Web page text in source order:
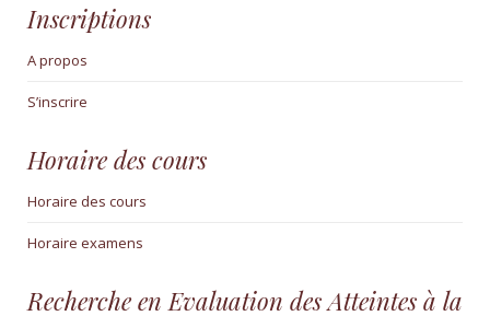
Inscriptions
A propos
S’inscrire
Horaire des cours
Horaire des cours
Horaire examens
Recherche en Evaluation des Atteintes à la